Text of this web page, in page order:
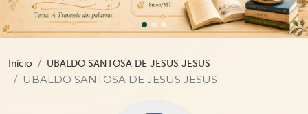
Início UBALDO SANTOSA DE JESUS JESUS
UBALDO SANTOSA DE JESUS JESUS